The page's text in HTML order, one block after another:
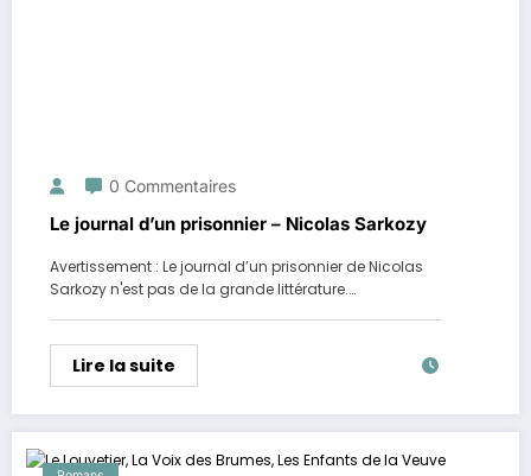
0 Commentaires
Le journal d’un prisonnier – Nicolas Sarkozy
Avertissement : Le journal d’un prisonnier de Nicolas
Sarkozy n'est pas de la grande littérature.…
Lire la suite